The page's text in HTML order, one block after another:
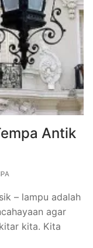
Antik
– lampu adalah
agar
kita. Kita